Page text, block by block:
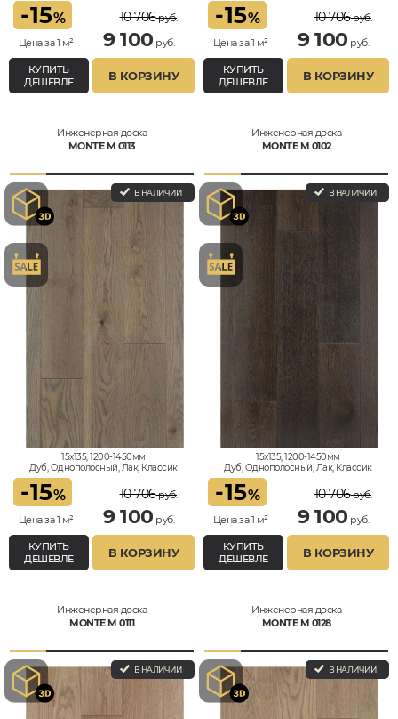
-15%
Цена за 1 м²
10 706руб.
9 100 руб.
КУПИТЬ
ДЕШЕВЛЕ
В КОРЗИНУ
-15%
Цена за 1 м²
10 706руб.
9 100 руб.
КУПИТЬ
ДЕШЕВЛЕ
В КОРЗИНУ
Инженерная доска
MONTE M 0113
В НАЛИЧИИ
15x135, 1200-1450мм
Дуб, Однополосный, Лак, Классик
-15%
Цена за 1 м²
10 706руб.
9 100 руб.
КУПИТЬ
ДЕШЕВЛЕ
В КОРЗИНУ
Инженерная доска
MONTE M 0102
В НАЛИЧИИ
15x135, 1200-1450мм
Дуб, Однополосный, Лак, Классик
-15%
Цена за 1 м²
10 706руб.
9 100 руб.
КУПИТЬ
ДЕШЕВЛЕ
В КОРЗИНУ
Инженерная доска
MONTE M 0111
В НАЛИЧИИ
Инженерная доска
MONTE M 0128
В НАЛИЧИИ